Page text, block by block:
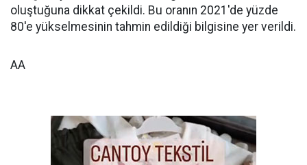
oluştuğuna dikkat çekildi. Bu oranın 2021'de yüzde
80'e yükselmesinin tahmin edildiği bilgisine yer verildi.
AA